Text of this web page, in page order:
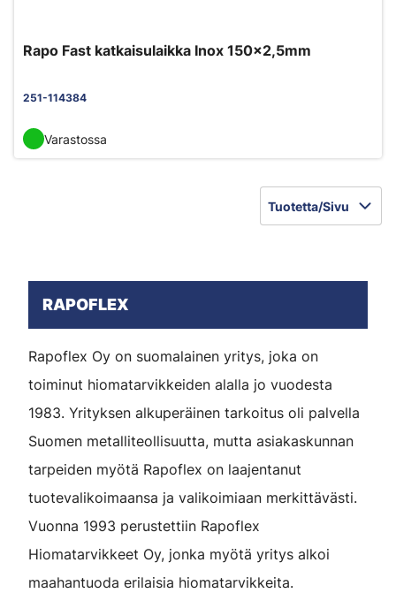
Rapo Fast katkaisulaikka Inox 150x2,5mm
251-114384
Varastossa
Tuotetta/Sivu
RAPOFLEX
Rapoflex Oy on suomalainen yritys, joka on
toiminut hiomatarvikkeiden alalla jo vuodesta
1983. Yrityksen alkuperäinen tarkoitus oli palvella
Suomen metalliteollisuutta, mutta asiakaskunnan
tarpeiden myötä Rapoflex on laajentanut
tuotevalikoimaansa ja valikoimiaan merkittävästi.
Vuonna 1993 perustettiin Rapoflex
Hiomatarvikkeet Oy, jonka myötä yritys alkoi
maahantuoda erilaisia hiomatarvikkeita.